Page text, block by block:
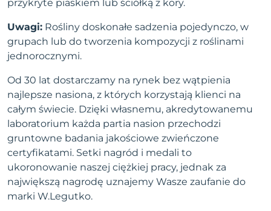
przykryte piaskiem lub ściółką z kory.
Uwagi: Rośliny doskonałe sadzenia pojedynczo, w
grupach lub do tworzenia kompozycji z roślinami
jednorocznymi.
Od 30 lat dostarczamy na rynek bez wątpienia
najlepsze nasiona, z których korzystają klienci na
całym świecie. Dzięki własnemu, akredytowanemu
laboratorium każda partia nasion przechodzi
gruntowne badania jakościowe zwieńczone
certyfikatami. Setki nagród i medali to
ukoronowanie naszej ciężkiej pracy, jednak za
największą nagrodę uznajemy Wasze zaufanie do
marki W.Legutko.